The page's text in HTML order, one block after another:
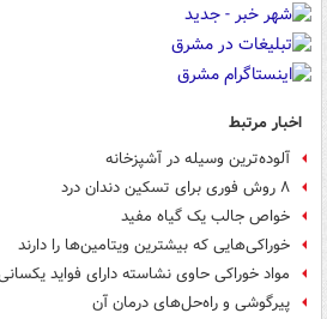
اخبار مرتبط
آلوده‌ترین وسیله در آشپزخانه
۸ روش‌ فوری برای تسکین دندان درد
خواص جالب یک گیاه مفید
خوراکی‌هایی که بیشترین ویتامین‌ها را دارند
مواد خوراکی حاوی نشاسته دارای فواید
پیرگوشی و راه‌حل‌های درمان آن